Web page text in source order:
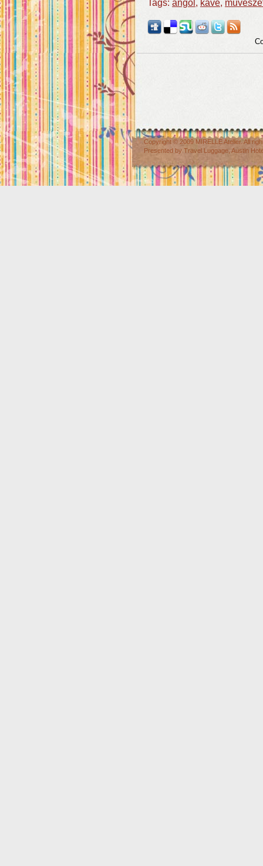
Tags: angol , kávé,
Copyright © 2009 MIRELLE Atelier. All
Presented by Travel Luggage Austin